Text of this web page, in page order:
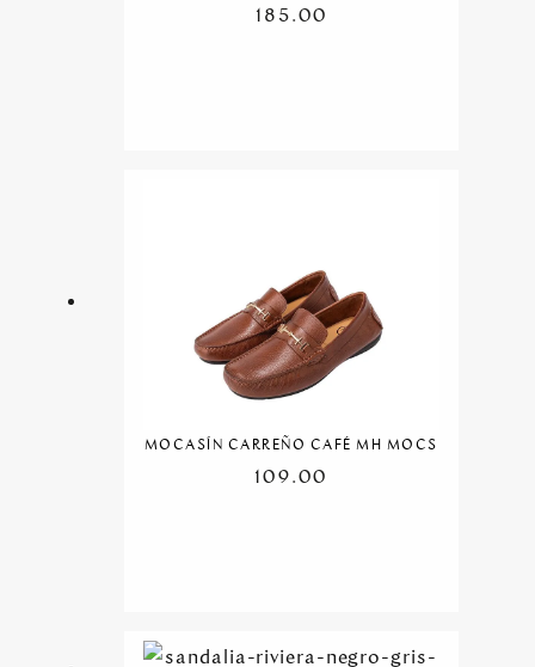
185.00
MOCASÍN CARREÑO CAFÉ MH MOCS
109.00